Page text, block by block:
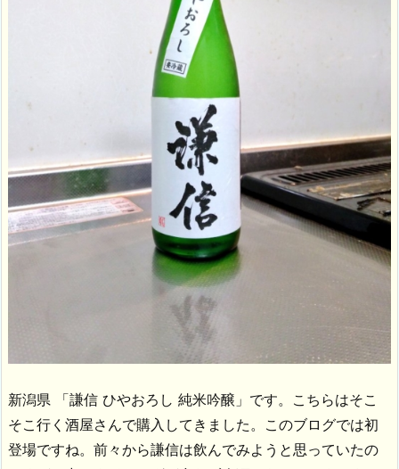
新潟県 「謙信 ひやおろし 純米吟醸」です。こちらはそこ
そこ行く酒屋さんで購入してきました。このブログでは初
登場ですね。前々から謙信は飲んでみようと思っていたの